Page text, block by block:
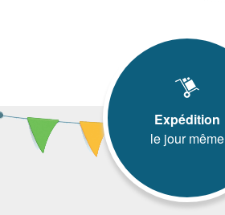
Expédition
le jour même